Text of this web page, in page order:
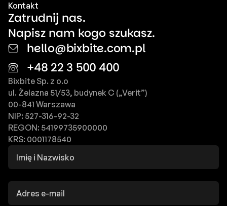
Kontakt
Zatrudnij nas.
Napisz nam kogo szukasz.
hello@bixbite.com.pl
+48 22 3 500 400
Bixbite Sp. z o.o
ul. Żelazna 51/53, budynek C („Verit”)
00-841 Warszawa
NIP: 527-316-92-32
REGON: 54199735900000
KRS: 0001178540